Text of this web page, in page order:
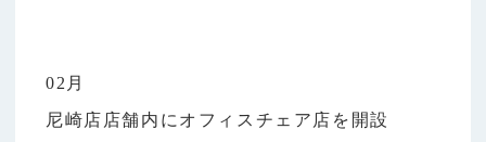
02月
尼崎店店舗内にオフィスチェア店を開設